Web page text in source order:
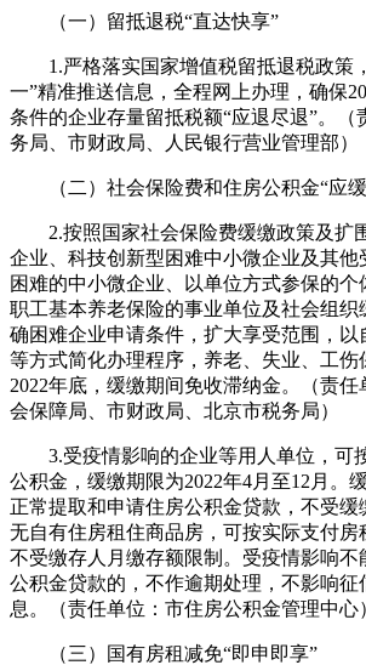
（一）留抵退税“直达快享”
1.严格落实国家增值税留抵退税政策
一”精准推送信息，全程网上办理，确保
条件的企业存量留抵税额“应退尽退”。（
务局、市财政局、人民银行营业管理部）
（二）社会保险费和住房公积金“应
2.按照国家社会保险费缓缴政策及扩
企业、科技创新型困难中小微企业及其他
困难的中小微企业、以单位方式参保的个
职工基本养老保险的事业单位及社会组织
确困难企业申请条件，扩大享受范围，以
等方式简化办理程序，养老、失业、工伤
2022年底，缓缴期间免收滞纳金。（责
会保障局、市财政局、北京市税务局）
3.受疫情影响的企业等用人单位，可
公积金，缓缴期限为2022年4月至12月。
正常提取和申请住房公积金贷款，不受
无自有住房租住商品房，可按实际支付房
不受缴存人月缴存额限制。受疫情影响不
公积金贷款的，不作逾期处理，不影响征
息。（责任单位：市住房公积金管理中心
（三）国有房租减免“即申即享”